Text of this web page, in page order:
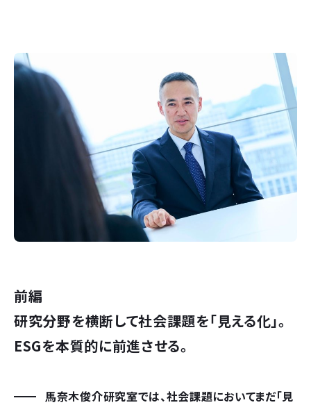
前編
研究分野を横断して社会課題を「見える化」。
ESGを本質的に前進させる。
馬奈木俊介研究室では、社会課題においてまだ「見